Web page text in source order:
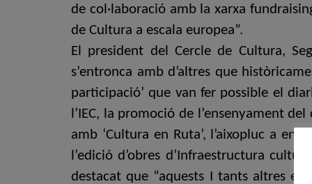
de col·laboració amb la xarxa
de Cultura a escala europea”.
El president del Cercle de Cultura,
s’entronca amb d’altres que
participació’ que van fer possible el
l’IEC, la promoció de l’ensenyament
amb ‘Cultura en Ruta’, l’aixopluc a
l’edició d’obres d’Infraestructura
destacat que “aquests I tants altres